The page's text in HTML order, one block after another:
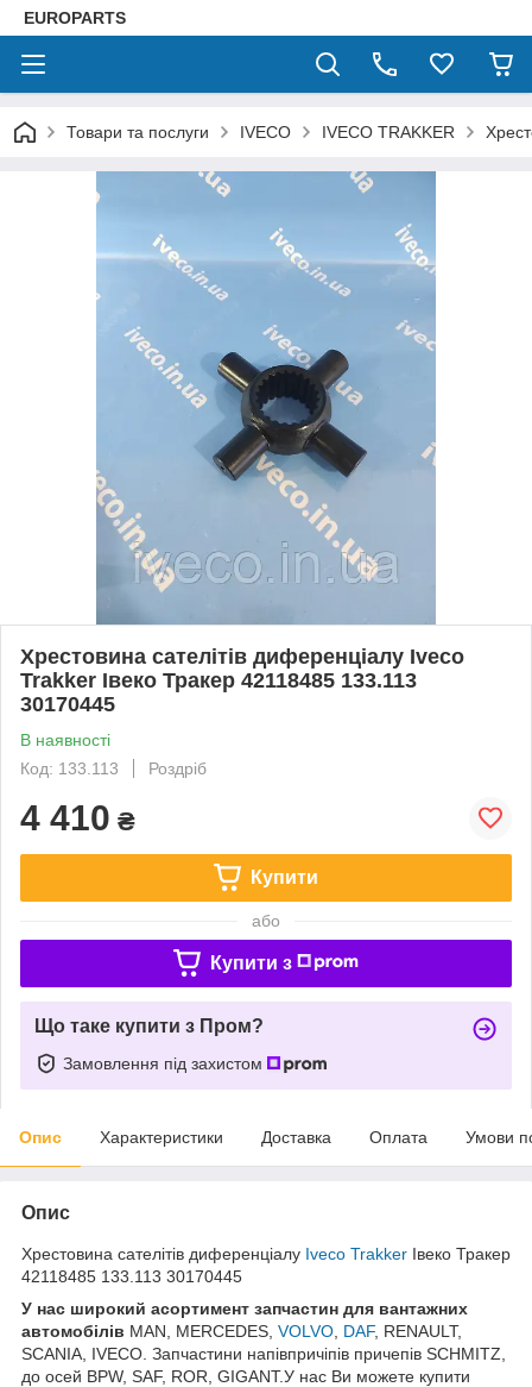
EUROPARTS
Товари та послуги IVECO IVECO TRAKKER
Хрестовина сателітів диференціалу Iveco
Trakker Івеко Тракер 42118485 133.113
30170445
В наявності
Код: 133.113
Роздріб
4 410 ₴
Купити
або
Купити з
Що таке купити з Пром?
Замовлення під захистом
Опис Характеристики Доставка Оплата Умови
Опис
Хрестовина сателітів диференціалу Iveco Trakker Івеко Тракер
42118485 133.113 30170445
У нас широкий асортимент запчастин для вантажних
автомобілів MAN, MERCEDES, VOLVO DAF, RENAULT,
SCANIA, IVECO. Запчастини напівпричіпів причепів SCHMITZ,
до осей BPW, SAF, ROR, GIGANT.У нас Ви можете купити